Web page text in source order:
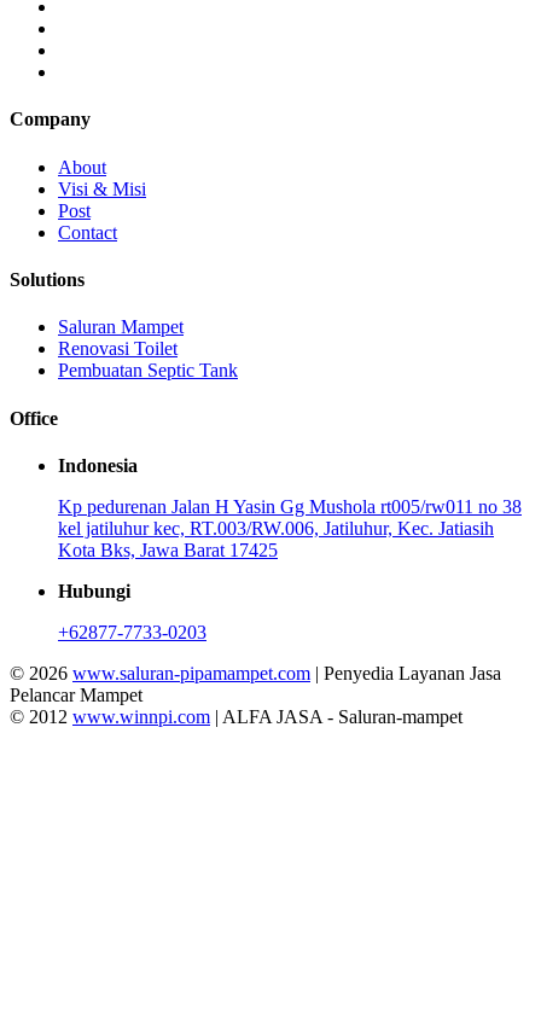
Company
About
Visi & Misi
Post
Contact
Solutions
Saluran Mampet
Renovasi Toilet
Pembuatan Septic Tank
Office
Indonesia
Kp pedurenan Jalan H Yasin Gg Mushola rt005/rw011 no 38
kel jatiluhur kec, RT.003/RW.006, Jatiluhur, Kec. Jatiasih
Kota Bks, Jawa Barat 17425
Hubungi
+62877-7733-0203
© 2026 www.saluran-pipamampet.com | Penyedia Layanan Jasa
Pelancar Mampet
© 2012 www.winnpi.com | ALFA JASA - Saluran-mampet